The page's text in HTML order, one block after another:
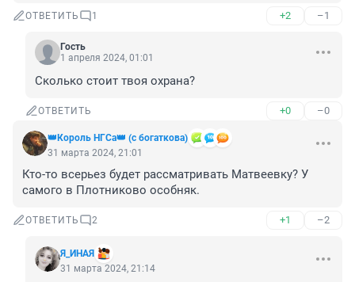
ОТВЕТИТЬ 1 +2 –1
Гость
1 апреля 2024, 01:01
Сколько стоит твоя охрана?
ОТВЕТИТЬ +0 –0
👑Король НГСа👑 (с богаткова)
31 марта 2024, 21:01
Кто-то всерьез будет рассматривать Матвеевку? У
самого в Плотниково особняк.
ОТВЕТИТЬ 2 +1 –2
Я_ИНAЯ
31 марта 2024, 21:14